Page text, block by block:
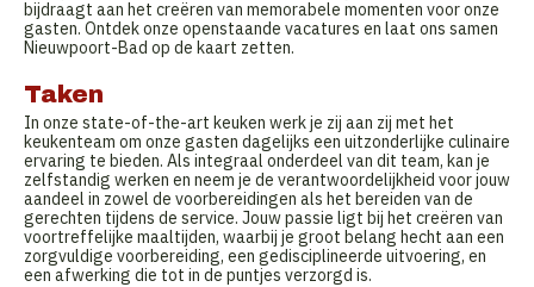
bijdraagt aan het creëren van memorabele momenten voor onze
gasten. Ontdek onze openstaande vacatures en laat ons samen
Nieuwpoort-Bad op de kaart zetten.
Taken
In onze state-of-the-art keuken werk je zij aan zij met het
keukenteam om onze gasten dagelijks een uitzonderlijke culinaire
ervaring te bieden. Als integraal onderdeel van dit team, kan je
zelfstandig werken en neem je de verantwoordelijkheid voor jouw
aandeel in zowel de voorbereidingen als het bereiden van de
gerechten tijdens de service. Jouw passie ligt bij het creëren van
voortreffelijke maaltijden, waarbij je groot belang hecht aan een
zorgvuldige voorbereiding, een gedisciplineerde uitvoering, en
een afwerking die tot in de puntjes verzorgd is.